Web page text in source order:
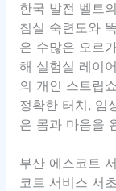
한국 발전 벨트
침실 숙련도와
은 수많은 오르
해 실험실 레이
의 개인 스트립
정확한 터치, 임
은 몸과 마음을
부산 에스코트
코트 서비스 서